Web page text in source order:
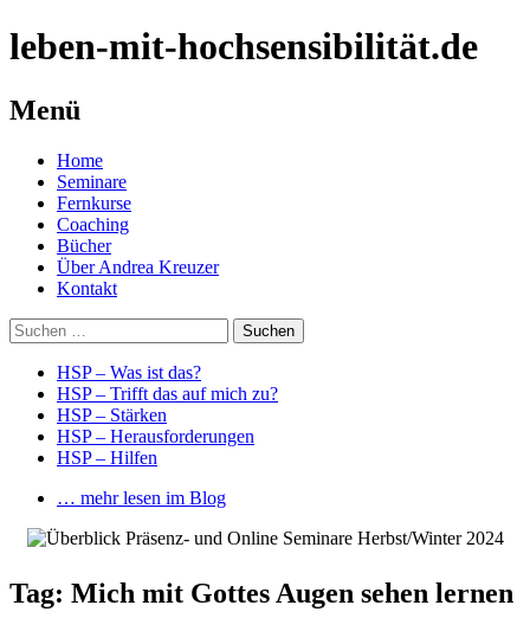
leben-mit-hochsensibilität.de
Menü
Springe
zum
Inhalt
Home
Seminare
Fernkurse
Coaching
Bücher
Über Andrea Kreuzer
Kontakt
Suchen
nach:
HSP – Was ist das?
HSP – Trifft das auf mich zu?
HSP – Stärken
HSP – Herausforderungen
HSP – Hilfen
… mehr lesen im Blog
Tag: Mich mit Gottes Augen sehen lernen